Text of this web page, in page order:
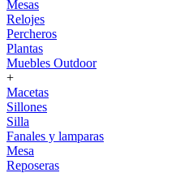
Mesas
Relojes
Percheros
Plantas
Muebles Outdoor
+
Macetas
Sillones
Silla
Fanales y lamparas
Mesa
Reposeras